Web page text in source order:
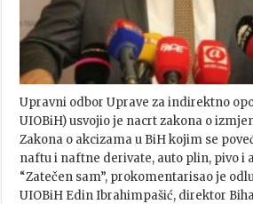
Upravni odbor Uprave za indirektno
UIOBiH) usvojio je nacrt zakona o
Zakona o akcizama u BiH kojim se
naftu i naftne derivate, auto plin, pivo i
“Zatečen sam”, prokomentarisao je
UIOBiH Edin Ibrahimpašić, direktor